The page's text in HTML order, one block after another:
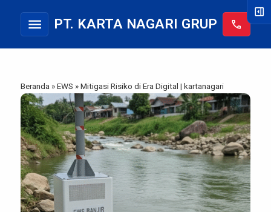
menu PT. KARTA NAGARI GRUP call
Beranda »EWS »Mitigasi Risiko di Era Digital | kartanagari
right_panel_open